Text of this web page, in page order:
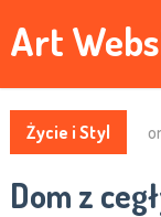
Art
Życie i Styl
Dom z